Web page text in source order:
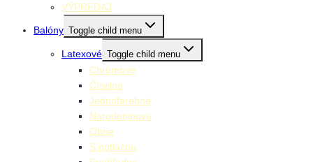
VÝPREDAJ
Balóny Toggle child menu
Latexové Toggle child menu
Chrómové
Číselné
Jednofarebné
Narodeninové
Obrie
S potlačou